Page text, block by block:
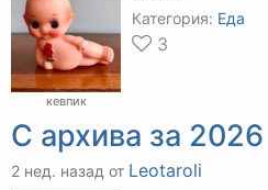
кевпик
Категория: Еда
3
С архива за 2026
2 нед. назад от Leotaroli